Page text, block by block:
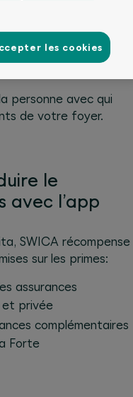
hospitalisation
personne avec qui
de votre foyer.
le
avec l’app
SWICA récompense
sur les primes:
assurances
et privée
complémentaires
Forte
les cookies